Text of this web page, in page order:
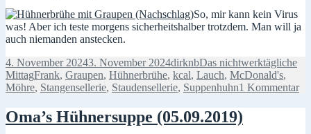
So, mir kann kein Virus
was! Aber ich teste morgens sicherheitshalber trotzdem. Man will ja
auch niemanden anstecken.
Veröffentlicht
am
4. November 20243. November 2024Autor
dirknbKategorien
Das nichtwerktägliche
MittagSchlagwörter
Frank, Graupen, Hühnerbrühe, kcal, Lauch, McDonald's,
Möhre, Stangensellerie, Staudensellerie, Suppenhuhn1 Kommentarzu
Oma’s Hühnersuppe (05.09.2019)